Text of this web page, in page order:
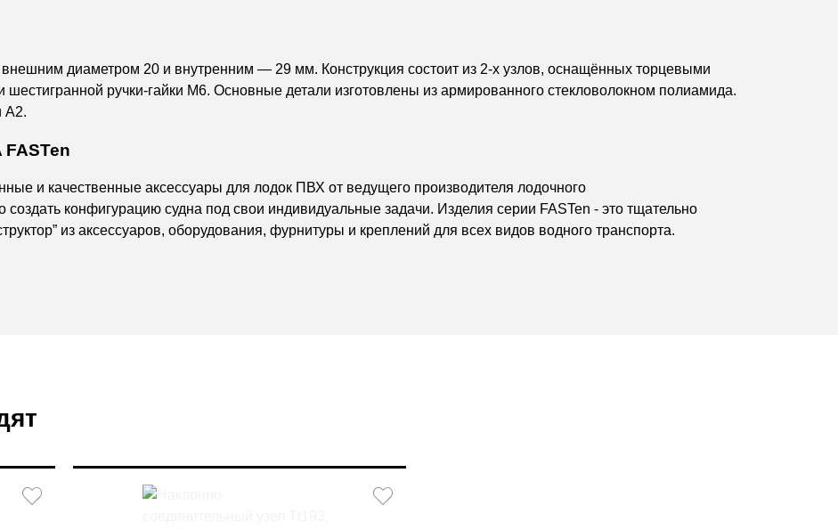
диаметром 20 и внутренним — 29 мм. Конструкция состоит из 2-х узлов, оснащённых торцевыми
ручки-гайки M6. Основные детали изготовлены из армированного стекловолокном полиамида.
А2.
и качественные аксессуары для лодок ПВХ от ведущего производителя лодочного
создать конфигурацию судна под свои индивидуальные задачи. Изделия серии FASTen - это тщательно
из аксессуаров, оборудования, фурнитуры и креплений для всех видов водного транспорта.